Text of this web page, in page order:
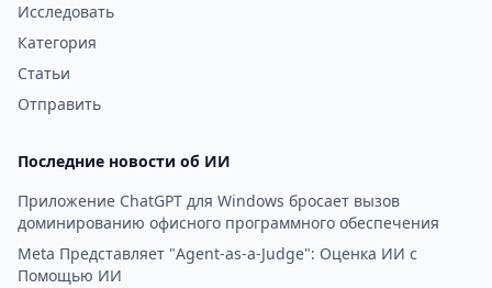
Исследовать
Категория
Статьи
Отправить
Последние новости об ИИ
Приложение ChatGPT для Windows бросает вызов
доминированию офисного программного обеспечения
Meta Представляет "Agent-as-a-Judge": Оценка ИИ с
Помощью ИИ